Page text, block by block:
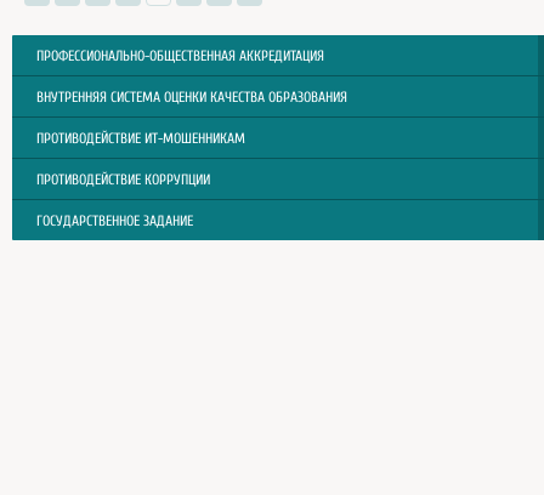
ПРОФЕССИОНАЛЬНО-ОБЩЕСТВЕННАЯ АККРЕДИТАЦИЯ
ВНУТРЕННЯЯ СИСТЕМА ОЦЕНКИ КАЧЕСТВА ОБРАЗОВАНИЯ
ПРОТИВОДЕЙСТВИЕ ИТ-МОШЕННИКАМ
ПРОТИВОДЕЙСТВИЕ КОРРУПЦИИ
ГОСУДАРСТВЕННОЕ ЗАДАНИЕ